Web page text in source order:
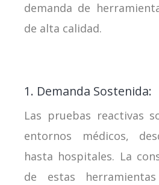
demanda de
de alta calidad.
1. Demanda Sostenida:
Las pruebas reactivas
entornos médicos,
hasta hospitales. La
de estas